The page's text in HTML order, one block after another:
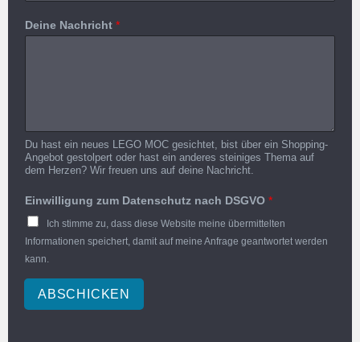
Deine Nachricht *
Du hast ein neues LEGO MOC gesichtet, bist über ein Shopping-
Angebot gestolpert oder hast ein anderes steiniges Thema auf
dem Herzen? Wir freuen uns auf deine Nachricht.
Einwilligung zum Datenschutz nach DSGVO *
Ich stimme zu, dass diese Website meine übermittelten
Informationen speichert, damit auf meine Anfrage geantwortet werden
kann.
ABSCHICKEN